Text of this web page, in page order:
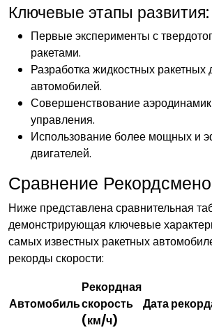
Ключевые этапы развития:
Первые эксперименты с
ракетами.
Разработка жидкостных ракетных
автомобилей.
Совершенствование
управления.
Использование более мощных и
двигателей.
Сравнение
Ниже представлена сравнительная
демонстрирующая ключевые
самых известных ракетных
рекорды скорости:
Автомобиль
Рекордная
скорость
(км/ч)
Дата